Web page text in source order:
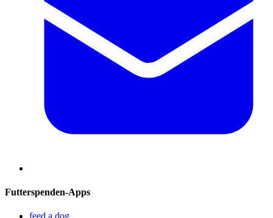
Futterspenden-Apps